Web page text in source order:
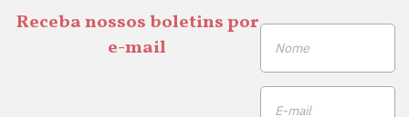
Receba nossos boletins por
e-mail